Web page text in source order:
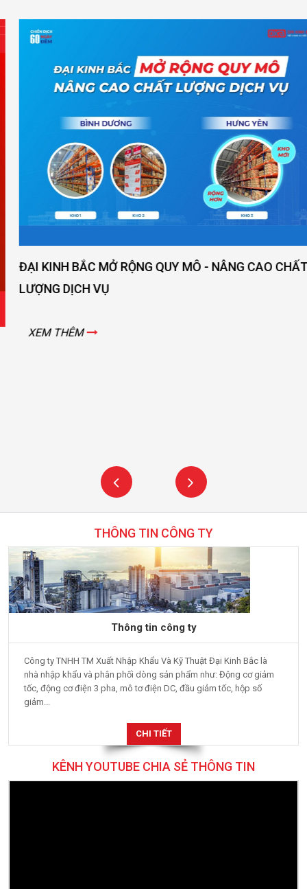
ĐẠI KINH BẮC MỞ RỘNG QUY MÔ - NÂNG CAO CHẤT
LƯỢNG DỊCH VỤ
XEM THÊM
THÔNG TIN CÔNG TY
Thông tin công ty
Công ty TNHH TM Xuất Nhập Khẩu Và Kỹ Thuật Đại Kinh Bắc là
nhà nhập khẩu và phân phối dòng sản phẩm như: Động cơ giảm
tốc, động cơ điện 3 pha, mô tơ điện DC, đầu giảm tốc, hộp số
giảm...
CHI TIẾT
KÊNH YOUTUBE CHIA SẺ THÔNG TIN